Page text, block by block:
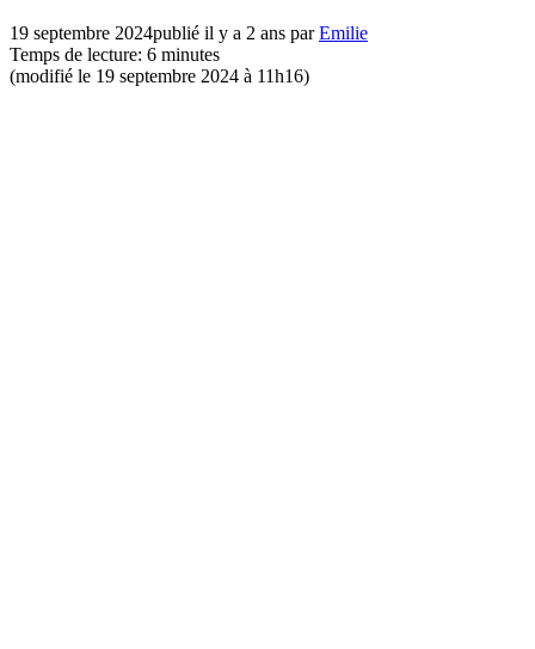
19 septembre 2024publié il y a 2 ans parEmilie
Temps de lecture: 6 minutes
(modifié le 19 septembre 2024 à 11h16)